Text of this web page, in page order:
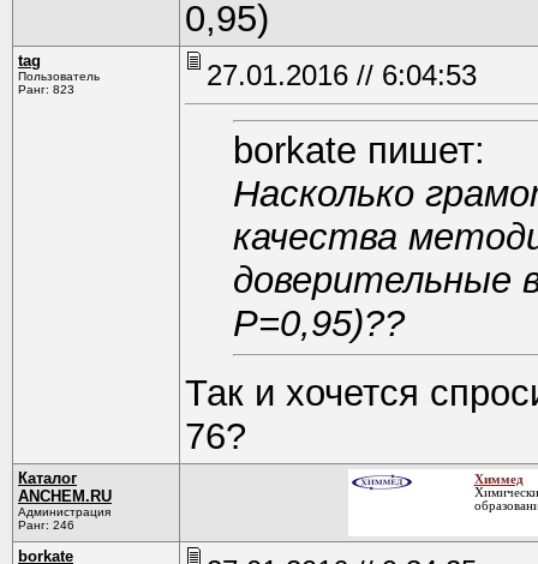
0,95)
tag
Пользователь
Ранг: 823
27.01.2016 // 6:04:53
borkate пишет:
Насколько
качества
доверительные
Р=0,95)??
Так и хочется
76?
Каталог
ANCHEM.RU
Администрация
Ранг: 246
Химмед
borkate